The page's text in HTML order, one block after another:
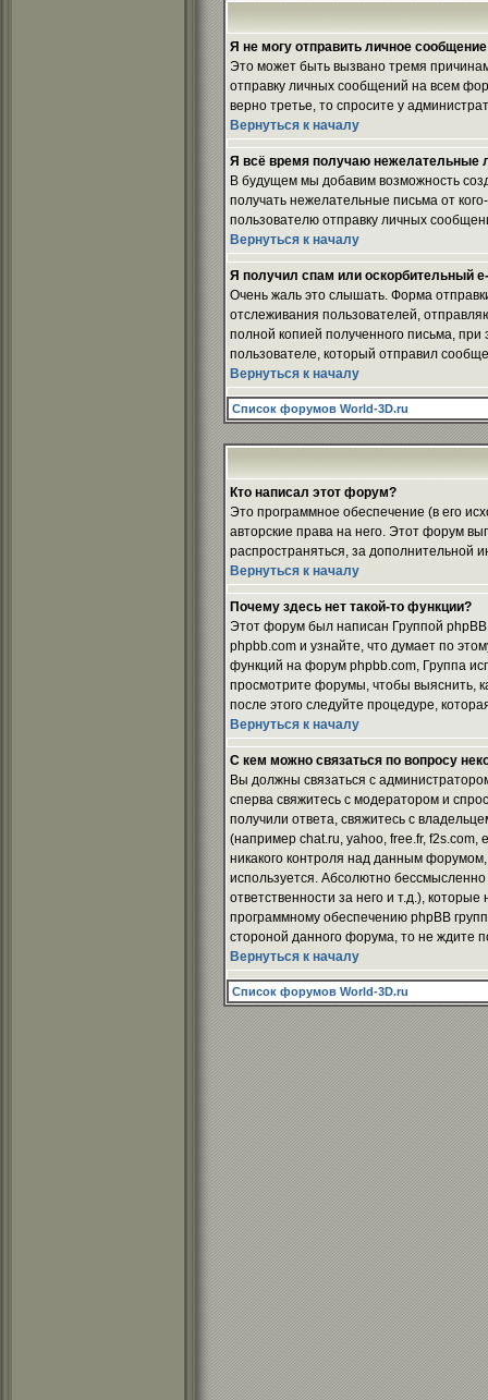
Я не могу отправить личное
Это может быть вызвано тремя
отправку личных сообщений на всем
верно третье, то спросите у
Вернуться к началу
Я всё время получаю нежелательные
В будущем мы добавим возможность
получать нежелательные письма от
пользователю отправку личных
Вернуться к началу
Я получил спам или оскорбительный
Очень жаль это слышать. Форма
отслеживания пользователей,
полной копией полученного письма,
пользователе, который отправил
Вернуться к началу
Список форумов World-3D.ru
Кто написал этот форум?
Это программное обеспечение (в его
авторские права на него. Этот форум
распространяться, за дополнительной
Вернуться к началу
Почему здесь нет такой-то функции?
Этот форум был написан Группой
phpbb.com и узнайте, что думает по
функций на форум phpbb.com, Группа
просмотрите форумы, чтобы выяснить,
после этого следуйте процедуре,
Вернуться к началу
С кем можно связаться по вопросу
Вы должны связаться с
сперва свяжитесь с модератором и
получили ответа, свяжитесь с
(например chat.ru, yahoo, free.fr, f2s.com,
никакого контроля над данным
используется. Абсолютно
ответственности за него и т.д.),
программному обеспечению phpBB
стороной данного форума, то не ждите
Вернуться к началу
Список форумов World-3D.ru